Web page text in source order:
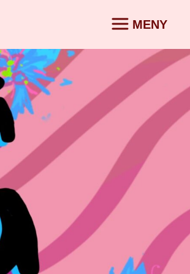
MENY
KONTAKT SV |